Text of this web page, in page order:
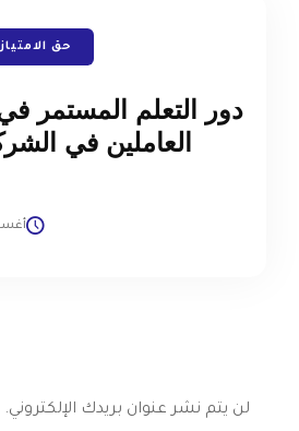
حق الامتياز
دور التعلم المستمر
العاملين في
لن يتم نشر عنوان بريدك الإلكتروني.